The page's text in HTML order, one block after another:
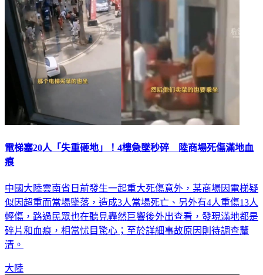
電梯塞20人「失重砸地」！4樓急墜秒碎 陸商場死傷滿地血
痕
中國大陸雲南省日前發生一起重大死傷意外，某商場因電梯疑
似因超重而當場墜落，造成3人當場死亡、另外有4人重傷13人
輕傷，路過民眾也在聽見轟然巨響後外出查看，發現滿地都是
碎片和血痕，相當怵目驚心；至於詳細事故原因則待調查釐
清。
大陸